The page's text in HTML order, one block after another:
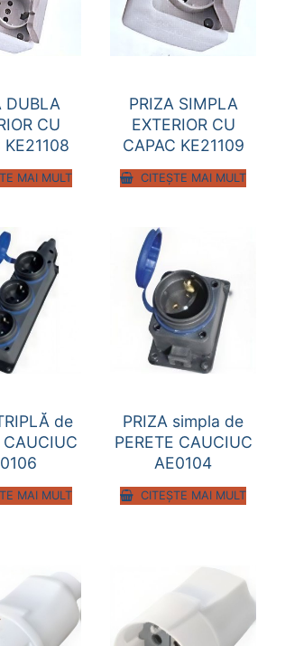
DUBLA
CU
KE21108
MAI MULT
PRIZA SIMPLA
EXTERIOR CU
CAPAC KE21109
CITEȘTE MAI MULT
de
CAUCIUC
MAI MULT
PRIZA simpla de
PERETE CAUCIUC
AE0104
CITEȘTE MAI MULT